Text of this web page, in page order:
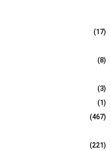
(17)
(8)
(3)
(1)
(467)
(221)